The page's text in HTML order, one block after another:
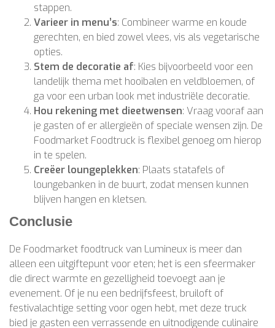
stappen.
Varieer in menu’s: Combineer warme en koude
gerechten, en bied zowel vlees, vis als vegetarische
opties.
Stem de decoratie af: Kies bijvoorbeeld voor een
landelijk thema met hooibalen en veldbloemen, of
ga voor een urban look met industriële decoratie.
Hou rekening met dieetwensen: Vraag vooraf aan
je gasten of er allergieën of speciale wensen zijn. De
Foodmarket Foodtruck is flexibel genoeg om hierop
in te spelen.
Creëer loungeplekken: Plaats statafels of
loungebanken in de buurt, zodat mensen kunnen
blijven hangen en kletsen.
Conclusie
De Foodmarket foodtruck van Lumineux is meer dan
alleen een uitgiftepunt voor eten; het is een sfeermaker
die direct warmte en gezelligheid toevoegt aan je
evenement. Of je nu een bedrijfsfeest, bruiloft of
festivalachtige setting voor ogen hebt, met deze truck
bied je gasten een verrassende en uitnodigende culinaire